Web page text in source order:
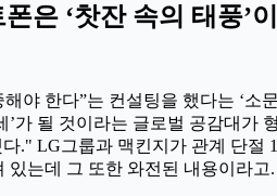
은 ‘찻잔 속의 태풍’
야 한다”는 컨설팅을 했다는 ‘소
가 될 것이라는 글로벌 공감대가
." LG그룹과 맥킨지가 관계 단절
는데 그 또한 와전된 내용이라